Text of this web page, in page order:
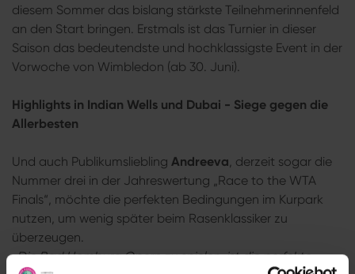
diesem Sommer das bislang stärkste Teilnehmerinnenfeld
an den Start bringen. Erstmals ist das Turnier in dieser
Saison das bedeutendste und hochklassigste Event in der
Vorwoche von Wimbledon (ab 30. Juni).
Highlights in Indian Wells und Dubai - Siege gegen die
Allerbesten
Und auch Publikumsliebling Andreeva, derzeit sogar die
Nummer drei in der Jahreswertung „Race to the WTA
Finals“, möchte die perfekten Bedingungen im Kurpark
nutzen, um wenig später beim Rasenklassiker zu
überzeugen.
„Die Bad Homburg Opern zu spielen, ist die perfekte